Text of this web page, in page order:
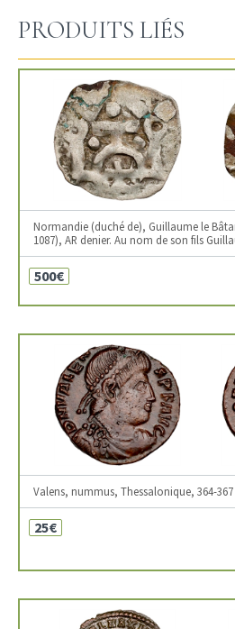
PRODUITS LIÉS
Normandie (duché de), Guillaume le
1087), AR denier. Au nom de son fils
500€
Valens, nummus, Thessalonique, 364-367
25€